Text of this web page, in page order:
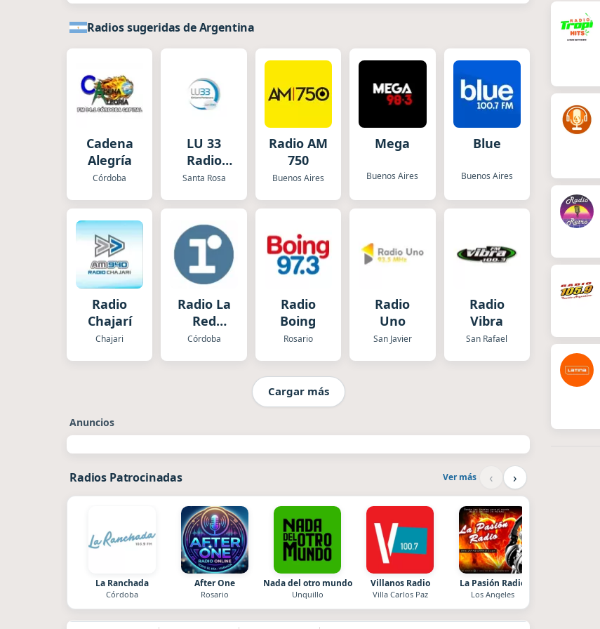
Radios sugeridas de Argentina
Cadena
Alegría
Córdoba
LU 33
Radio
Pampeana
Santa Rosa
Radio AM
750
Buenos Aires
Mega
Buenos Aires
Blue
Buenos Aires
Radio
Chajarí
Chajari
Radio La
Red
Córdoba
Córdoba
Radio
Boing
Rosario
Radio
Uno
San Javier
Radio
Vibra
San Rafael
Cargar más
Anuncios
Radios Patrocinadas Ver más ‹ ›
La Ranchada
Córdoba
After One
Rosario
Nada del otro mundo
Unquillo
Villanos Radio
Villa Carlos Paz
La Pasión Radio
Los Angeles